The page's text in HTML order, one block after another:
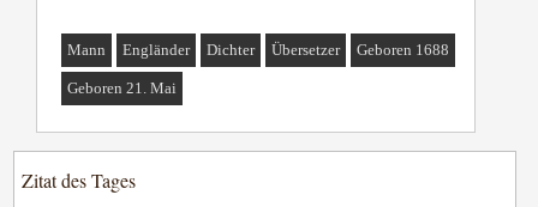
Mann Engländer Dichter Übersetzer Geboren 1688
Geboren 21. Mai
Zitat des Tages